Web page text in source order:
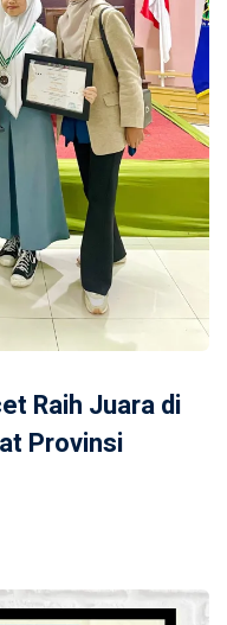
Raih Juara di
Provinsi